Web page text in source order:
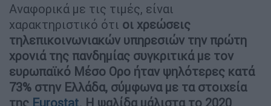
Αναφορικά με τις τιμές, είναι
χαρακτηριστικό ότι οι χρεώσεις
τηλεπικοινωνιακών υπηρεσιών την πρώτη
χρονιά της πανδημίας συγκριτικά με τον
ευρωπαϊκό Μέσο Ορο ήταν ψηλότερες κατά
73% στην Ελλάδα, σύμφωνα με τα στοιχεία
της Eurostat. Η ψαλίδα μάλιστα το 2020